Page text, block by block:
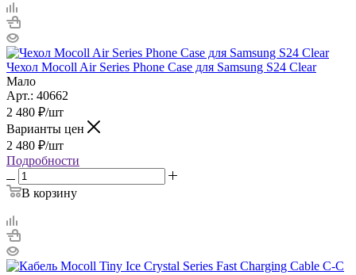
Чехол Mocoll Air Series Phone Case для Samsung S24 Clear
Мало
Арт.: 40662
2 480 ₽/шт
Варианты цен
2 480 ₽/шт
Подробности
В корзину